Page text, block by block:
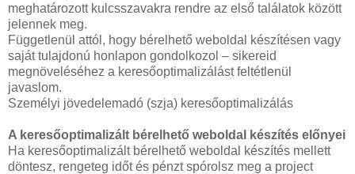
meghatározott kulcsszavakra rendre az első találatok között
jelennek meg.
Függetlenül attól, hogy bérelhető weboldal készítésen vagy
saját tulajdonú honlapon gondolkozol – sikereid
megnöveléséhez a keresőoptimalizálást feltétlenül
javaslom.
Személyi jövedelemadó (szja) keresőoptimalizálás
A keresőoptimalizált bérelhető weboldal készítés előnyei
Ha keresőoptimalizált bérelhető weboldal készítés mellett
döntesz, rengeteg időt és pénzt spórolsz meg a project